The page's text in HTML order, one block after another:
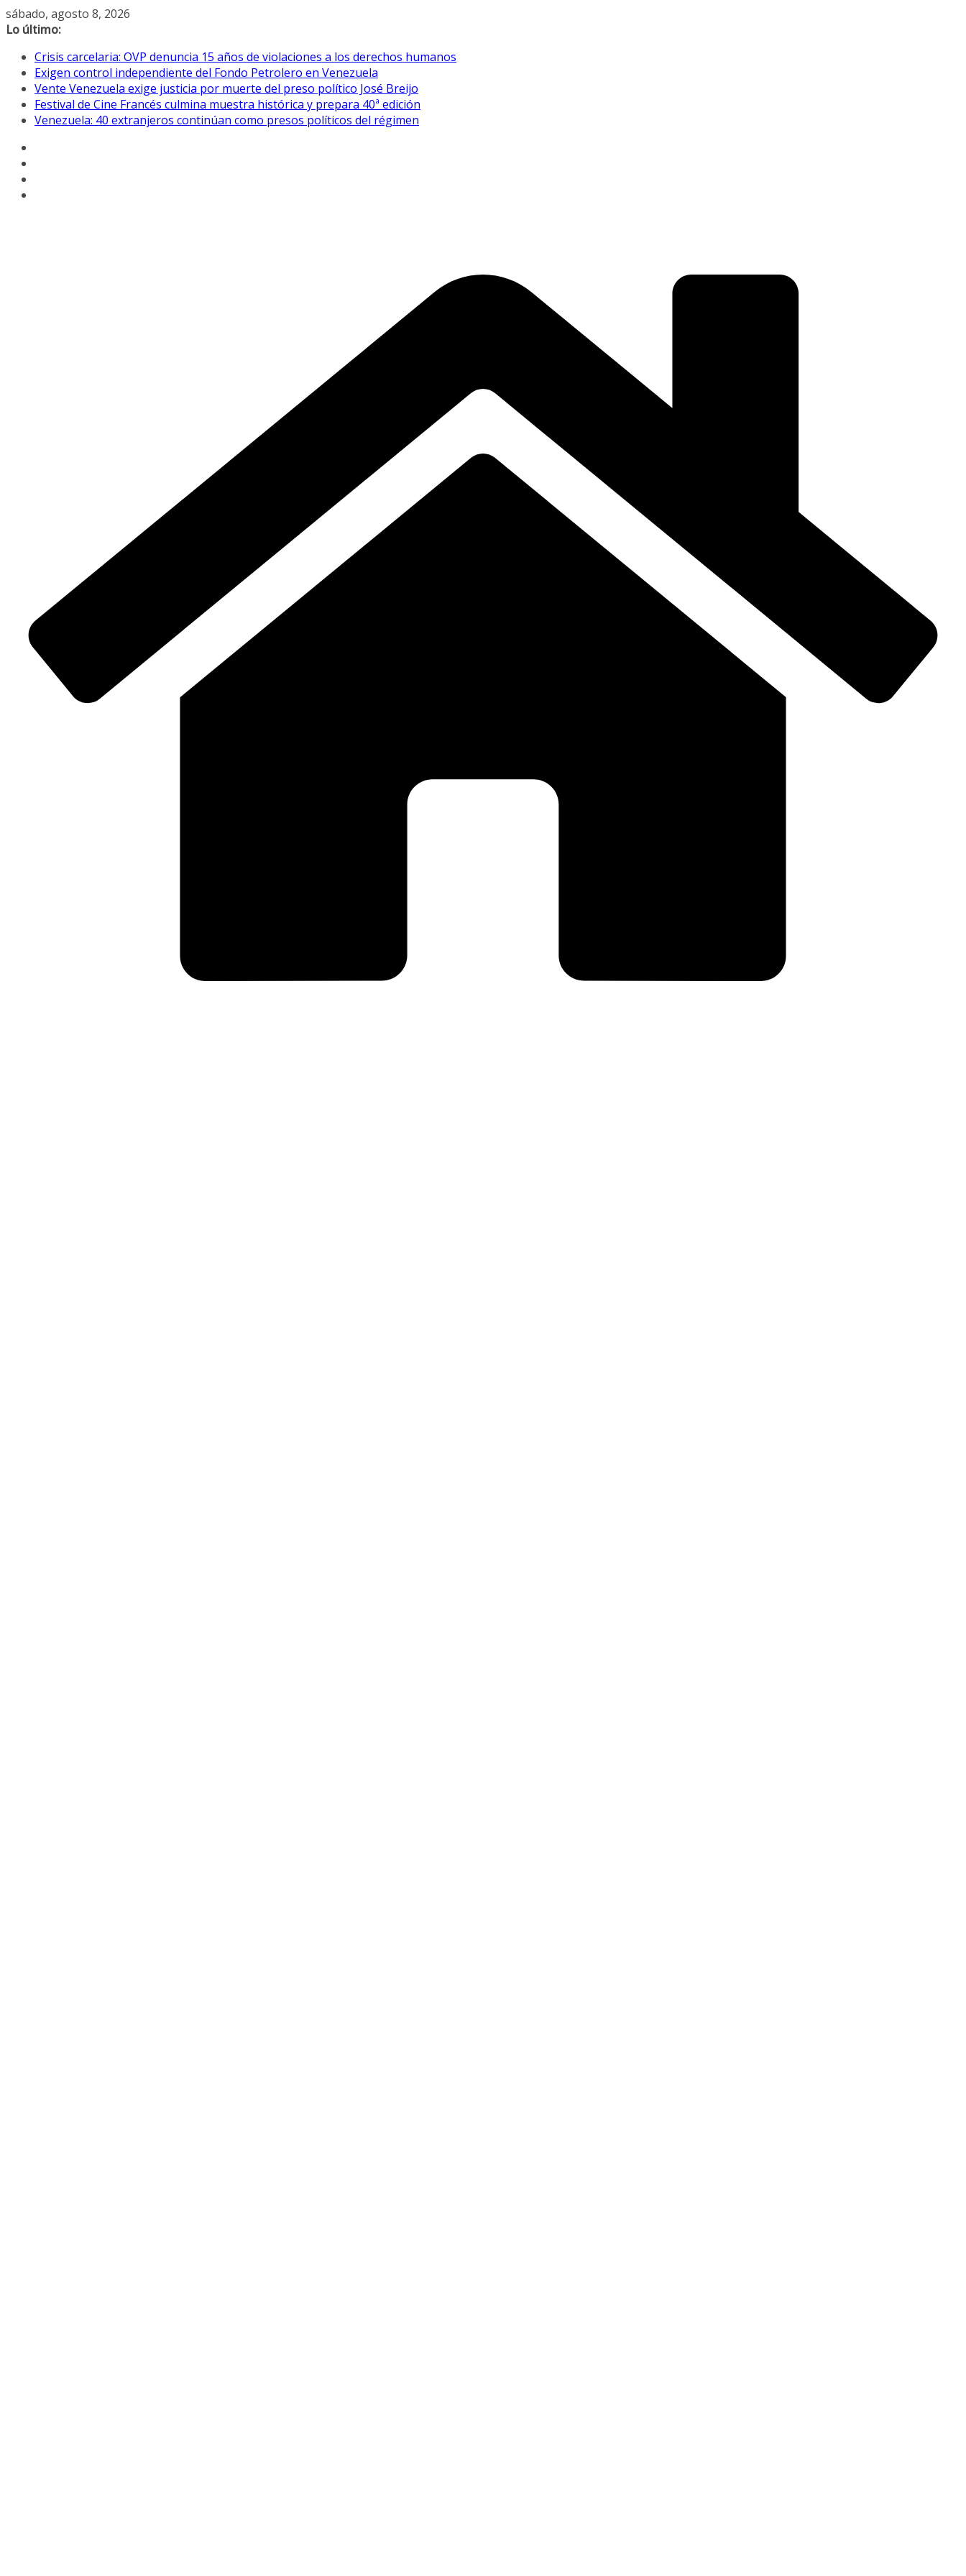
Saltar
al
sábado, agosto 8, 2026
Lo último:
Crisis carcelaria: OVP denuncia 15 años de violaciones a los derechos humanos
Exigen control independiente del Fondo Petrolero en Venezuela
Vente Venezuela exige justicia por muerte del preso político José Breijo
Festival de Cine Francés culmina muestra histórica y prepara 40ª edición
Venezuela: 40 extranjeros continúan como presos políticos del régimen